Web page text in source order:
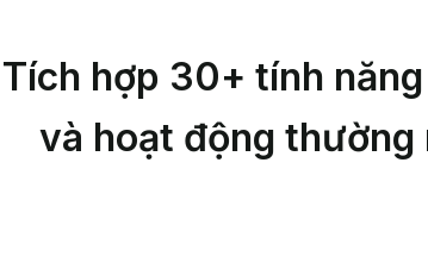
Tích hợp 30+ tính
và hoạt động thường